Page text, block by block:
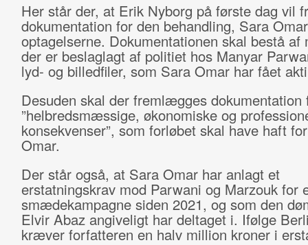
Her står der, at Erik Nyborg på første dag vil
dokumentation for den behandling, Sara
optagelserne. Dokumentationen skal bestå af
der er beslaglagt af politiet hos Manyar
lyd- og billedfiler, som Sara Omar har fået
Desuden skal der fremlægges dokumentation
”helbredsmæssige, økonomiske og
konsekvenser”, som forløbet skal have haft
Omar.
Der står også, at Sara Omar har anlagt et
erstatningskrav mod Parwani og Marzouk for
smædekampagne siden 2021, og som den
Elvir Abaz angiveligt har deltaget i. Ifølge
kræver forfatteren en halv million kroner i